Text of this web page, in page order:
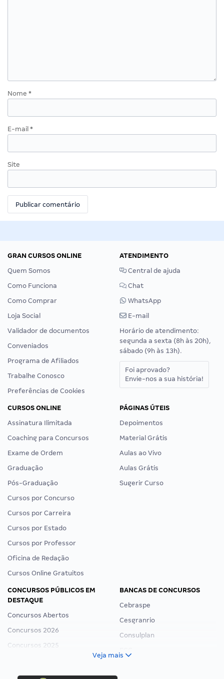
Nome *
E-mail *
Site
GRAN CURSOS ONLINE
Quem Somos
Como Funciona
Como Comprar
Loja Social
Validador de documentos
Conveniados
Programa de Afiliados
Trabalhe Conosco
Preferências de Cookies
ATENDIMENTO
Central de ajuda
Chat
WhatsApp
E-mail
Horário de atendimento:
segunda a sexta (8h às 20h),
sábado (9h às 13h).
Foi aprovado?
Envie-nos a sua história!
CURSOS ONLINE
Assinatura Ilimitada
Coaching para Concursos
Exame de Ordem
Graduação
Pós-Graduação
Cursos por Concurso
Cursos por Carreira
Cursos por Estado
Cursos por Professor
Oficina de Redação
Cursos Online Gratuitos
PÁGINAS ÚTEIS
Depoimentos
Material Grátis
Aulas ao Vivo
Aulas Grátis
Sugerir Curso
CONCURSOS PÚBLICOS EM
DESTAQUE
Concursos Abertos
Concursos 2026
Concursos 2025
Concurso Ibama
BANCAS DE CONCURSOS
Cebraspe
Cesgranrio
Consulplan
Veja mais